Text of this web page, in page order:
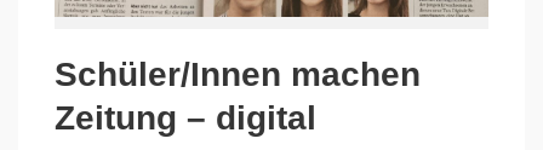
Schüler/Innen machen
Zeitung – digital